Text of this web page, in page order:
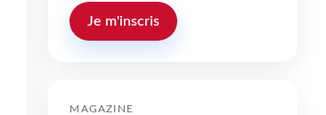
Je m'inscris
MAGAZINE